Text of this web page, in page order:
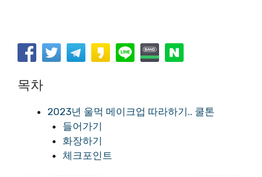
목차
2023년 울먹 메이크업 따라하기.. 쿨톤
들어가기
화장하기
체크포인트